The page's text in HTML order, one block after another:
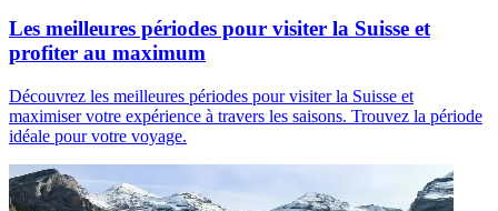
Les meilleures périodes pour visiter la Suisse et
profiter au maximum
Découvrez les meilleures périodes pour visiter la Suisse et
maximiser votre expérience à travers les saisons. Trouvez la période
idéale pour votre voyage.